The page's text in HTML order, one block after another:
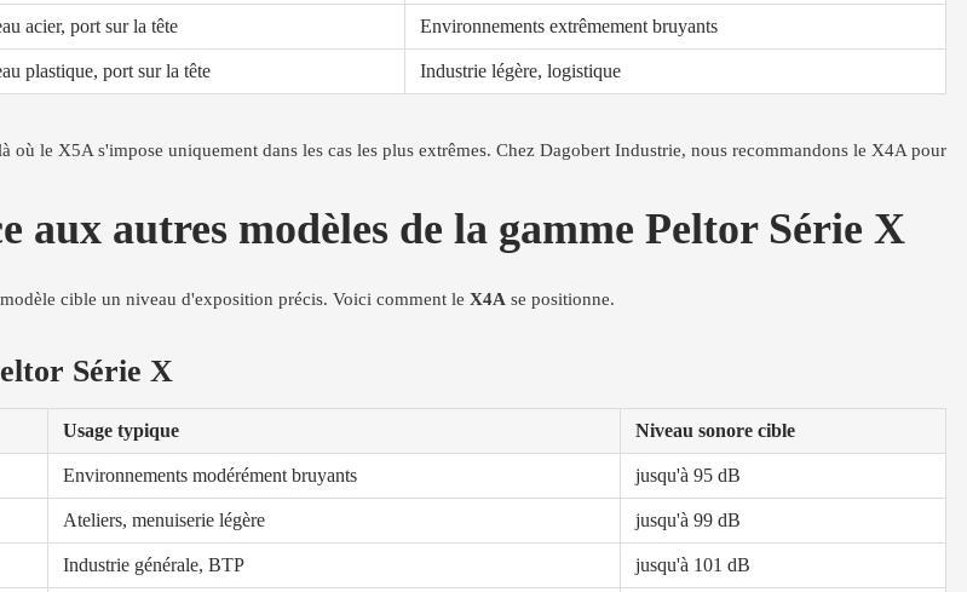
acier, port sur la tête Environnements extrêmement bruyants
plastique, port sur la tête Industrie légère, logistique
où le X5A s'impose uniquement dans les cas les plus extrêmes. Chez Dagobert Industrie, nous recommandons le X4A pour
autres modèles de la gamme Peltor Série X
cible un niveau d'exposition précis. Voici comment le X4A se positionne.
Série X
Usage typique Niveau sonore cible
Environnements modérément bruyants jusqu'à 95 dB
Ateliers, menuiserie légère jusqu'à 99 dB
Industrie générale, BTP jusqu'à 101 dB